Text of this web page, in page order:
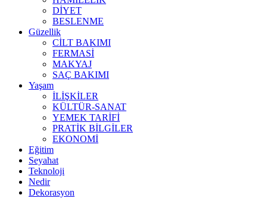
DİYET
BESLENME
Güzellik
CİLT BAKIMI
FERMASİ
MAKYAJ
SAÇ BAKIMI
Yaşam
İLİŞKİLER
KÜLTÜR-SANAT
YEMEK TARİFİ
PRATİK BİLGİLER
EKONOMİ
Eğitim
Seyahat
Teknoloji
Nedir
Dekorasyon